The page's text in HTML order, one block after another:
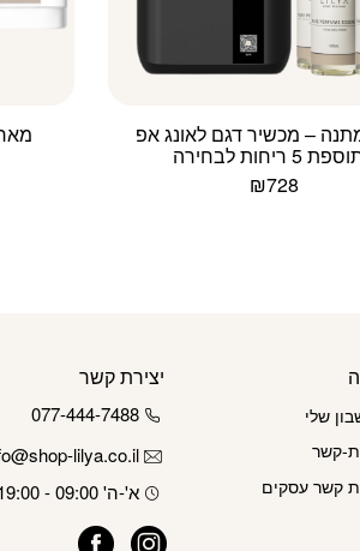
– מכשיר דגם לאונג אפ
5 ריחות לבחירה
₪728
שלי
קשר
קשר עסקים
יצירת קשר
077-444-7488
lilya.co.il
א'-ה' 09:00 - 19:00